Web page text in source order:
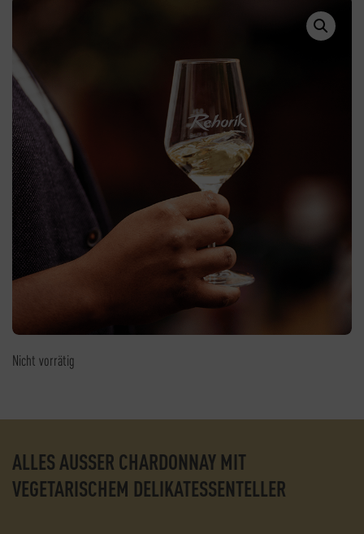
Nicht vorrätig
ALLES AUSSER CHARDONNAY MIT V
EGETARISCHEM DELIKATESSENTELLER